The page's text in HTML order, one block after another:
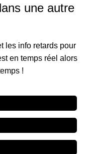
une autre
les info retards pour
en temps réel alors
!